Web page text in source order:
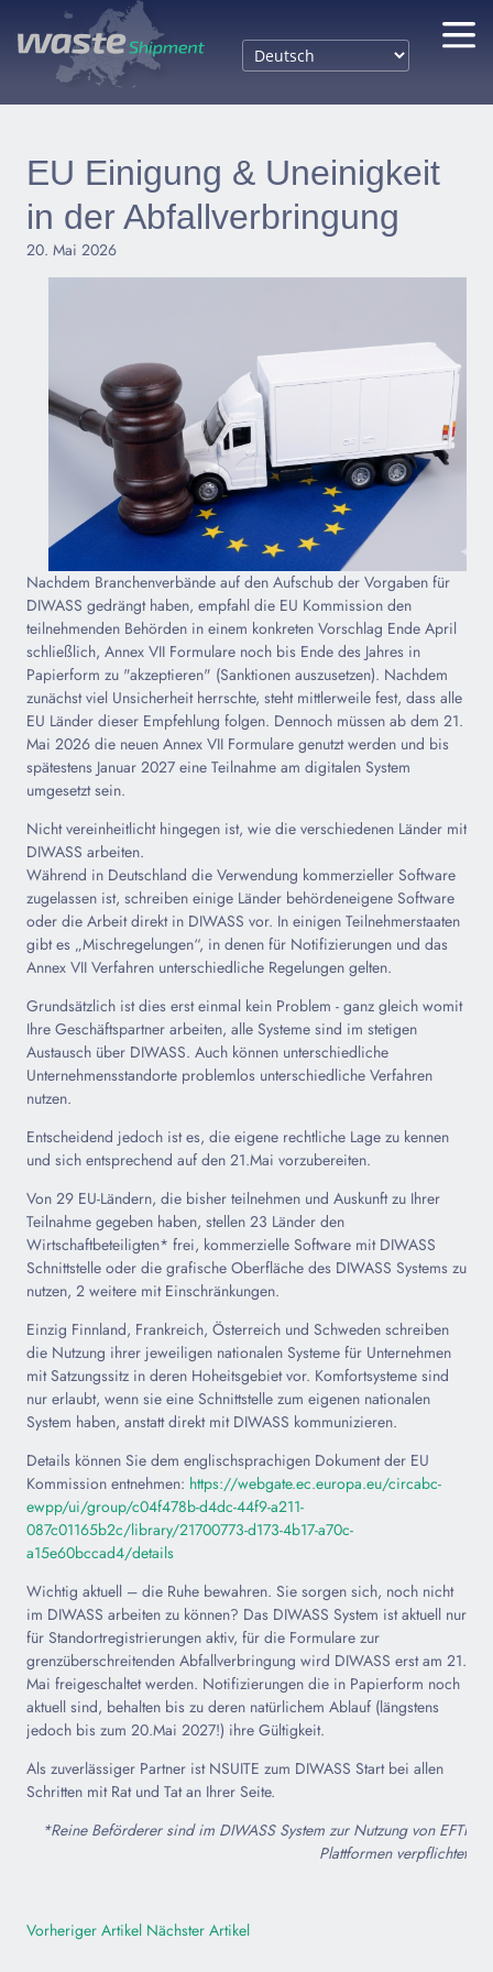
EU Einigung & Uneinigkeit
in der Abfallverbringung
20. Mai 2026
Nachdem Branchenverbände auf den Aufschub der Vorgaben für
DIWASS gedrängt haben, empfahl die EU Kommission den
teilnehmenden Behörden in einem konkreten Vorschlag Ende April
schließlich, Annex VII Formulare noch bis Ende des Jahres in
Papierform zu "akzeptieren" (Sanktionen auszusetzen). Nachdem
zunächst viel Unsicherheit herrschte, steht mittlerweile fest, dass alle
EU Länder dieser Empfehlung folgen. Dennoch müssen ab dem 21.
Mai 2026 die neuen Annex VII Formulare genutzt werden und bis
spätestens Januar 2027 eine Teilnahme am digitalen System
umgesetzt sein.
Nicht vereinheitlicht hingegen ist, wie die verschiedenen Länder mit
DIWASS arbeiten.
Während in Deutschland die Verwendung kommerzieller Software
zugelassen ist, schreiben einige Länder behördeneigene Software
oder die Arbeit direkt in DIWASS vor. In einigen Teilnehmerstaaten
gibt es „Mischregelungen“, in denen für Notifizierungen und das
Annex VII Verfahren unterschiedliche Regelungen gelten.
Grundsätzlich ist dies erst einmal kein Problem - ganz gleich womit
Ihre Geschäftspartner arbeiten, alle Systeme sind im stetigen
Austausch über DIWASS. Auch können unterschiedliche
Unternehmensstandorte problemlos unterschiedliche Verfahren
nutzen.
Entscheidend jedoch ist es, die eigene rechtliche Lage zu kennen
und sich entsprechend auf den 21.Mai vorzubereiten.
Von 29 EU-Ländern, die bisher teilnehmen und Auskunft zu Ihrer
Teilnahme gegeben haben, stellen 23 Länder den
Wirtschaftbeteiligten* frei, kommerzielle Software mit DIWASS
Schnittstelle oder die grafische Oberfläche des DIWASS Systems zu
nutzen, 2 weitere mit Einschränkungen.
Einzig Finnland, Frankreich, Österreich und Schweden schreiben
die Nutzung ihrer jeweiligen nationalen Systeme für Unternehmen
mit Satzungssitz in deren Hoheitsgebiet vor. Komfortsysteme sind
nur erlaubt, wenn sie eine Schnittstelle zum eigenen nationalen
System haben, anstatt direkt mit DIWASS kommunizieren.
Details können Sie dem englischsprachigen Dokument der EU
Kommission entnehmen: https://webgate.ec.europa.eu/circabc-
ewpp/ui/group/c04f478b-d4dc-44f9-a211-
087c01165b2c/library/21700773-d173-4b17-a70c-
a15e60bccad4/details
Wichtig aktuell – die Ruhe bewahren. Sie sorgen sich, noch nicht
im DIWASS arbeiten zu können? Das DIWASS System ist aktuell nur
für Standortregistrierungen aktiv, für die Formulare zur
grenzüberschreitenden Abfallverbringung wird DIWASS erst am 21.
Mai freigeschaltet werden. Notifizierungen die in Papierform noch
aktuell sind, behalten bis zu deren natürlichem Ablauf (längstens
jedoch bis zum 20.Mai 2027!) ihre Gültigkeit.
Als zuverlässiger Partner ist NSUITE zum DIWASS Start bei allen
Schritten mit Rat und Tat an Ihrer Seite.
*Reine Beförderer sind im DIWASS System zur Nutzung von EFTI
Plattformen verpflichtet
Vorheriger Artikel Nächster Artikel